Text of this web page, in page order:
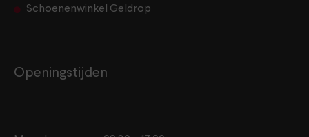
Schoenenwinkel Geldrop
Openingstijden